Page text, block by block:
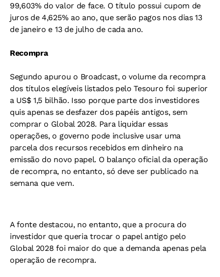
99,603% do valor de face. O título possui cupom de
juros de 4,625% ao ano, que serão pagos nos dias 13
de janeiro e 13 de julho de cada ano.
Recompra
Segundo apurou o Broadcast, o volume da recompra
dos títulos elegíveis listados pelo Tesouro foi superior
a US$ 1,5 bilhão. Isso porque parte dos investidores
quis apenas se desfazer dos papéis antigos, sem
comprar o Global 2028. Para liquidar essas
operações, o governo pode inclusive usar uma
parcela dos recursos recebidos em dinheiro na
emissão do novo papel. O balanço oficial da operação
de recompra, no entanto, só deve ser publicado na
semana que vem.
A fonte destacou, no entanto, que a procura do
investidor que queria trocar o papel antigo pelo
Global 2028 foi maior do que a demanda apenas pela
operação de recompra.